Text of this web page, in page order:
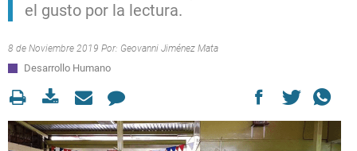
el gusto por la lectura.
8 de Noviembre 2019 Por: Geovanni Jiménez Mata
Desarrollo Humano